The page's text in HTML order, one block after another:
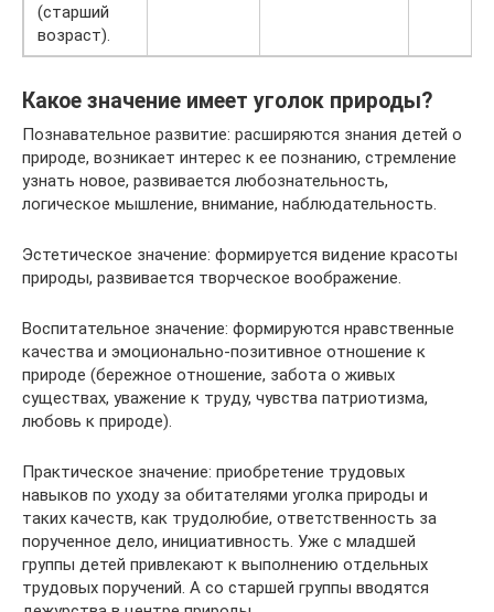
(старший
возраст).
Какое значение имеет уголок природы?
Познавательное развитие: расширяются знания детей о
природе, возникает интерес к ее познанию, стремление
узнать новое, развивается любознательность,
логическое мышление, внимание, наблюдательность.
Эстетическое значение: формируется видение красоты
природы, развивается творческое воображение.
Воспитательное значение: формируются нравственные
качества и эмоционально-позитивное отношение к
природе (бережное отношение, забота о живых
существах, уважение к труду, чувства патриотизма,
любовь к природе).
Практическое значение: приобретение трудовых
навыков по уходу за обитателями уголка природы и
таких качеств, как трудолюбие, ответственность за
порученное дело, инициативность. Уже с младшей
группы детей привлекают к выполнению отдельных
трудовых поручений. А со старшей группы вводятся